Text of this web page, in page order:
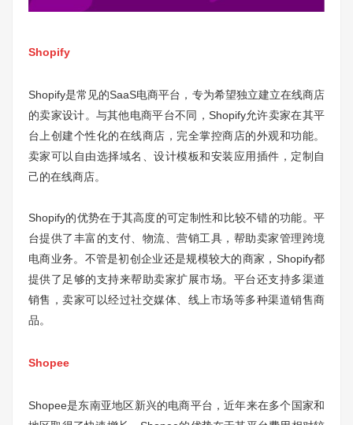
Shopify
Shopify是常见的SaaS电商平台，专为希望独立建立在线商店
的卖家设计。与其他电商平台不同，Shopify允许卖家在其平
台上创建个性化的在线商店，完全掌控商店的外观和功能。
卖家可以自由选择域名、设计模板和安装应用插件，定制自
己的在线商店。
Shopify的优势在于其高度的可定制性和比较不错的功能。平
台提供了丰富的支付、物流、营销工具，帮助卖家管理跨境
电商业务。不管是初创企业还是规模较大的商家，Shopify都
提供了足够的支持来帮助卖家扩展市场。平台还支持多渠道
销售，卖家可以经过社交媒体、线上市场等多种渠道销售商
品。
Shopee
Shopee是东南亚地区新兴的电商平台，近年来在多个国家和